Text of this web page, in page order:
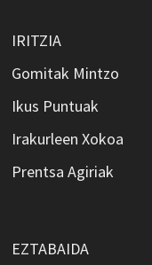
IRITZIA
Gomitak Mintzo
Ikus Puntuak
Irakurleen Xokoa
Prentsa Agiriak
EZTABAIDA